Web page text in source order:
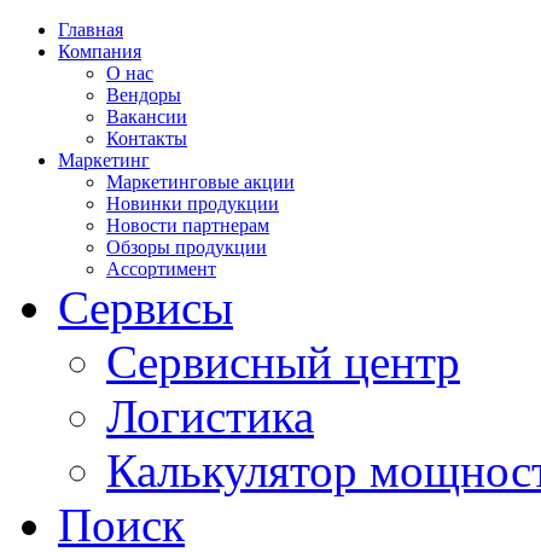
Главная
Компания
О нас
Вендоры
Вакансии
Контакты
Маркетинг
Маркетинговые акции
Новинки продукции
Новости партнерам
Обзоры продукции
Ассортимент
Сервисы
Сервисный центр
Логистика
Калькулятор
Поиск